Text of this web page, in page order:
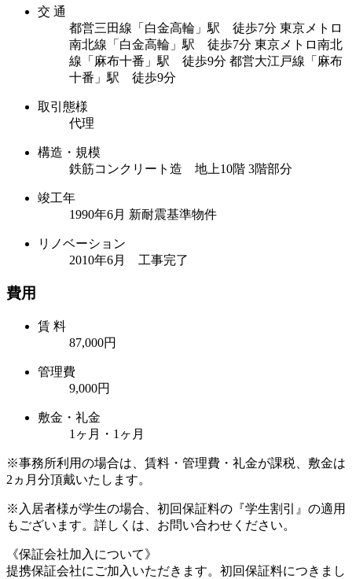
交 通
都営三田線「白金高輪」駅 徒歩7分 東京メトロ
南北線「白金高輪」駅 徒歩7分 東京メトロ南北
線「麻布十番」駅 徒歩9分 都営大江戸線「麻布
十番」駅 徒歩9分
取引態様
代理
構造・規模
鉄筋コンクリート造 地上10階 3階部分
竣工年
1990年6月 新耐震基準物件
リノベーション
2010年6月 工事完了
費用
賃 料
87,000円
管理費
9,000円
敷金・礼金
1ヶ月・1ヶ月
※事務所利用の場合は、賃料・管理費・礼金が課税、敷金は
2ヵ月分頂戴いたします。
※入居者様が学生の場合、初回保証料の『学生割引』の適用
もございます。詳しくは、お問い合わせください。
《保証会社加入について》
提携保証会社にご加入いただきます。初回保証料につきまし